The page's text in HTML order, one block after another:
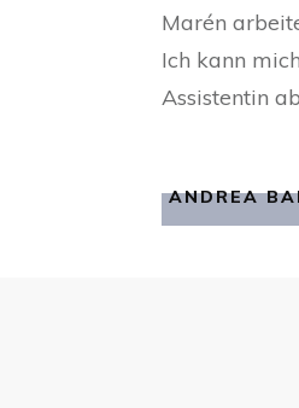
Marén
Ich kann
Assistentin
ANDREA